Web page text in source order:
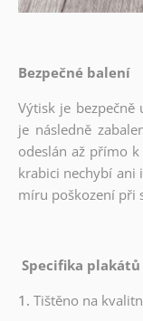
Bezpečné balení
Výtisk je
je následně
odeslán až přímo
krabici nechybí ani
míru poškození při
Specifika
1. Tištěno na